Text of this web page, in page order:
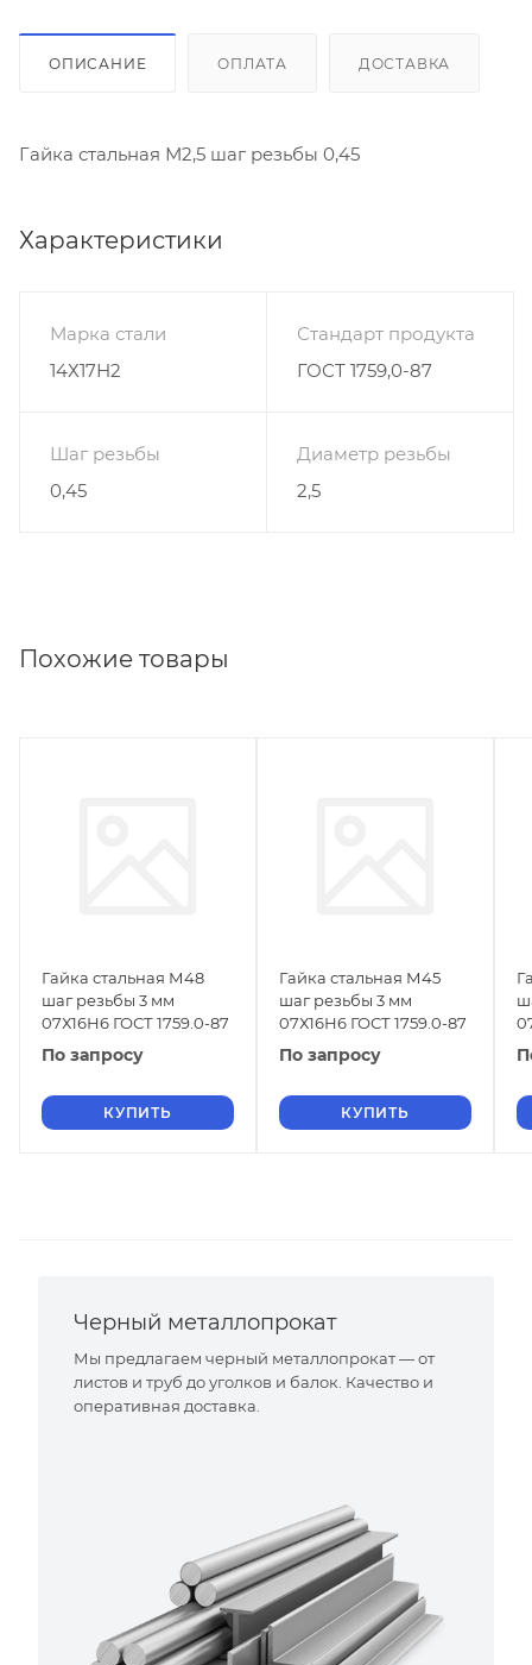
ОПИСАНИЕ ОПЛАТА ДОСТАВКА
Гайка стальная М2,5 шаг резьбы 0,45
Характеристики
Марка стали
14Х17Н2
Стандарт продукта
ГОСТ 1759,0-87
Шаг резьбы
0,45
Диаметр резьбы
2,5
Похожие товары
Гайка стальная М48
шаг резьбы 3 мм
07Х16Н6 ГОСТ 1759.0-87
По запросу
КУПИТЬ
Гайка стальная М45
шаг резьбы 3 мм
07Х16Н6 ГОСТ 1759.0-87
По запросу
КУПИТЬ
Черный металлопрокат
Мы предлагаем черный металлопрокат — от
листов и труб до уголков и балок. Качество и
оперативная доставка.